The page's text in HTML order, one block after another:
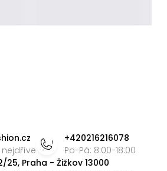
+420216216078
Po-Pá: 8:00-18:00
25, Praha - Žižkov 13000